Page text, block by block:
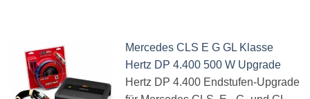
Mercedes CLS E G GL Klasse
Hertz DP 4.400 500 W Upgrade
Hertz DP 4.400 Endstufen-Upgrade